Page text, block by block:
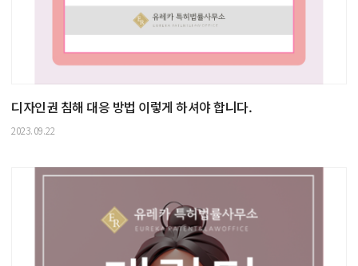
디자인권 침해 대응 방법 이렇게 하셔야 합니다.
2023.09.22